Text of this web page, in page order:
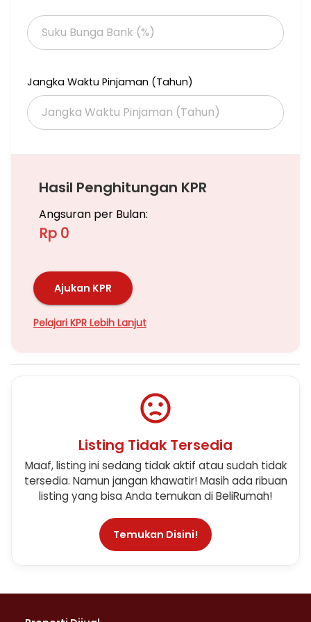
Jangka Waktu Pinjaman (Tahun)
Hasil Penghitungan KPR
Angsuran per Bulan:
Rp 0
Ajukan KPR
Pelajari KPR Lebih Lanjut
Listing Tidak Tersedia
Maaf, listing ini sedang tidak aktif atau sudah tidak
tersedia. Namun jangan khawatir! Masih ada ribuan
listing yang bisa Anda temukan di BeliRumah!
Temukan Disini!